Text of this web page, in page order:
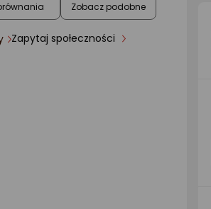
Zobacz podobne
Zapytaj społeczności